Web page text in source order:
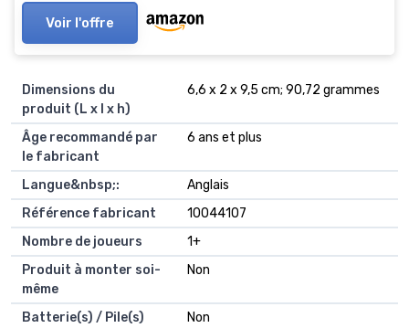
Voir l'offre
Dimensions du
produit (L x l x h)
‎6,6 x 2 x 9,5 cm; 90,72 grammes
Âge recommandé par
le fabricant
‎6 ans et plus
Langue&nbsp;:
‎Anglais
Référence fabricant
‎10044107
Nombre de joueurs
‎1+
Produit à monter soi-
même
‎Non
Batterie(s) / Pile(s)
‎Non